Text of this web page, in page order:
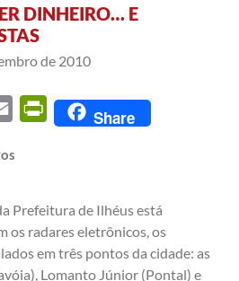
DINHEIRO… E
de 2010
Email PrintFriendly
Share
Prefeitura de Ilhéus está
os radares eletrônicos, os
em três pontos da cidade: as
Lomanto Júnior (Pontal) e